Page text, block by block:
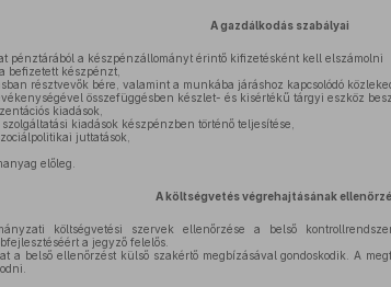
A gazdálkodás szabályai
pénztárából a készpénzállományt érintő kifizetésként kell elszámolni
befizetett készpénzt,
résztvevők bére, valamint a munkába járáshoz kapcsolódó
összefüggésben készlet- és kisértékű tárgyi eszköz
kiadások,
kiadások készpénzben történő teljesítése,
juttatások,
előleg.
A költségvetés végrehajtásának
költségvetési szervek ellenőrzése a belső
a jegyző felelős.
a belső ellenőrzést külső szakértő megbízásával gondoskodik. A